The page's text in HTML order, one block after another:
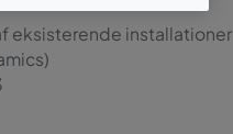
eksisterende installationer